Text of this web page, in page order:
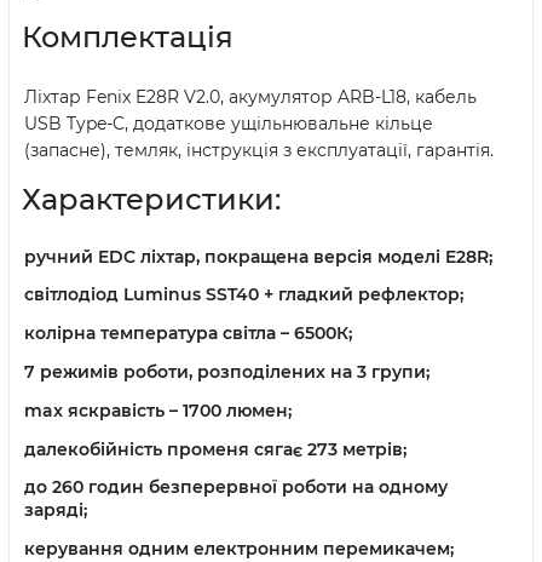
Комплектація
Ліхтар Fenix E28R V2.0, акумулятор ARB-L18, кабель
USB Type-C, додаткове ущільнювальне кільце
(запасне), темляк, інструкція з експлуатації, гарантія.
Характеристики:
ручний EDC ліхтар, покращена версія моделі E28R;
світлодіод Luminus SST40 + гладкий рефлектор;
колірна температура світла – 6500К;
7 режимів роботи, розподілених на 3 групи;
max яскравість – 1700 люмен;
далекобійність променя сягає 273 метрів;
до 260 годин безперервної роботи на одному
заряді;
керування одним електронним перемикачем;